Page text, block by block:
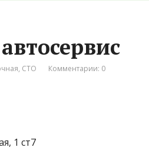
, СТО Комментарии: 0
1 ст7